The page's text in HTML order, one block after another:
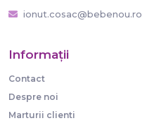
ionut.cosac@bebenou.ro
Informaţii
Contact
Despre noi
Marturii clienti